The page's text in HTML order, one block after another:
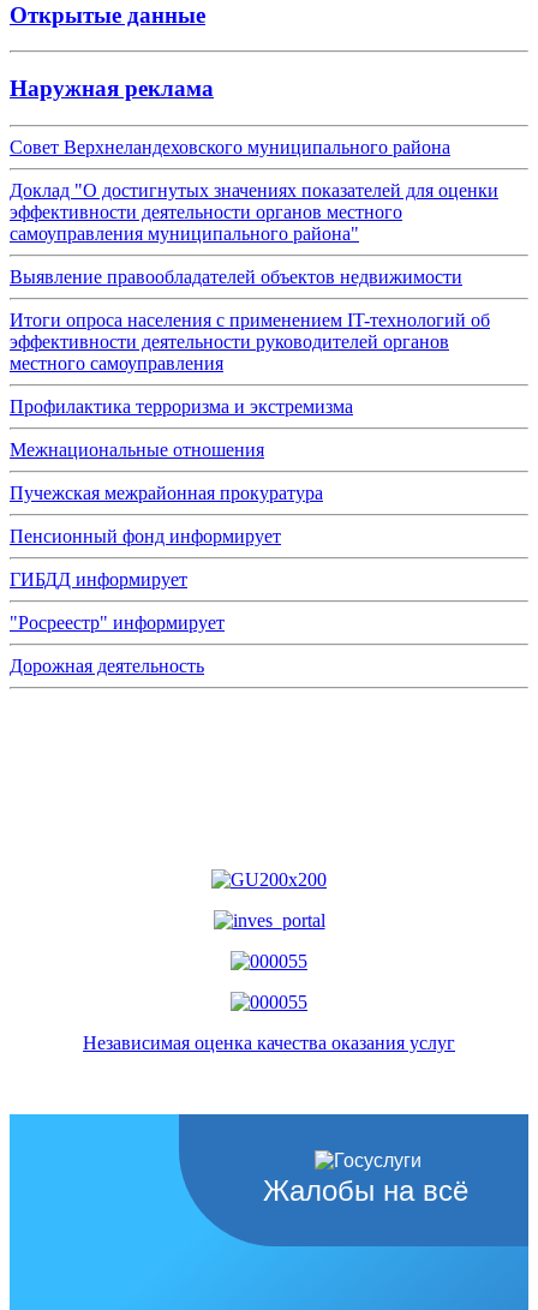
Открытые данные
Наружная реклама
Совет Верхнеландеховского муниципального района
Доклад "О достигнутых значениях показателей для оценки
эффективности деятельности органов местного
самоуправления муниципального района"
Выявление правообладателей объектов недвижимости
Итоги опроса населения с применением IT-технологий об
эффективности деятельности руководителей органов
местного самоуправления
Профилактика терроризма и экстремизма
Межнациональные отношения
Пучежская межрайонная прокуратура
Пенсионный фонд информирует
ГИБДД информирует
"Росреестр" информирует
Дорожная деятельность
Независимая оценка качества оказания услуг
Жалобы на всё